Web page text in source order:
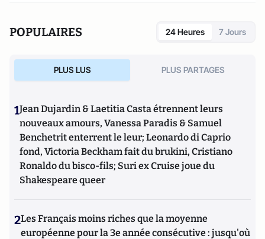
POPULAIRES 24 Heures 7 Jours
PLUS LUS PLUS PARTAGES
1Jean Dujardin & Laetitia Casta étrennent leurs
nouveaux amours, Vanessa Paradis & Samuel
Benchetrit enterrent le leur; Leonardo di Caprio
fond, Victoria Beckham fait du brukini, Cristiano
Ronaldo du bisco-fils; Suri ex Cruise joue du
Shakespeare queer
2Les Français moins riches que la moyenne
européenne pour la 3e année consécutive : jusqu'où